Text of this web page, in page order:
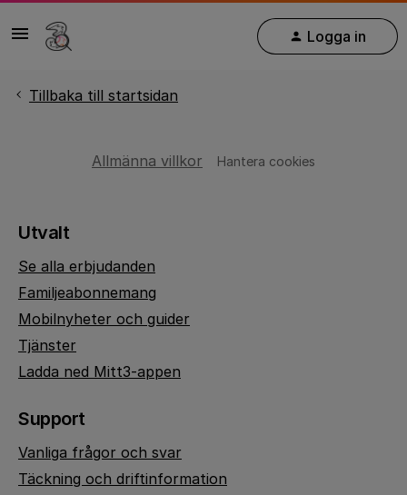
Logga in
Tillbaka till startsidan
Allmänna villkor Hantera cookies
Utvalt
Se alla erbjudanden
Familjeabonnemang
Mobilnyheter och guider
Tjänster
Ladda ned Mitt3-appen
Support
Vanliga frågor och svar
Täckning och driftinformation